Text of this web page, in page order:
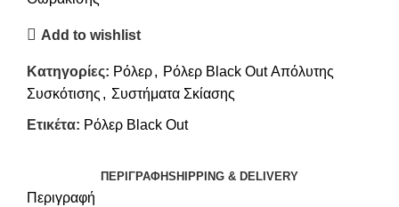
Add to wishlist
Κατηγορίες: Ρόλερ, Ρόλερ Black Out Απόλυτης
Συσκότισης , Συστήματα Σκίασης
Ετικέτα: Ρόλερ Black Out
ΠΕΡΙΓΡΑΦΉSHIPPING & DELIVERY
Περιγραφή